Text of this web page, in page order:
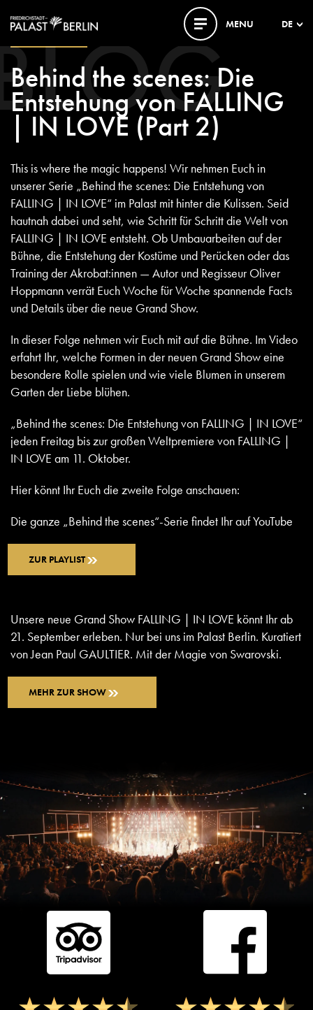
MENU DE
Behind the scenes: Die
Entstehung von FALLING
| IN LOVE (Part 2)
This is where the magic happens! Wir nehmen Euch in
unserer Serie „Behind the scenes: Die Entstehung von
FALLING | IN LOVE“ im Palast mit hinter die Kulissen. Seid
hautnah dabei und seht, wie Schritt für Schritt die Welt von
FALLING | IN LOVE entsteht. Ob Umbauarbeiten auf der
Bühne, die Entstehung der Kostüme und Perücken oder das
Training der Akrobat:innen — Autor und Regisseur Oliver
Hoppmann verrät Euch Woche für Woche spannende Facts
und Details über die neue Grand Show.
In dieser Folge nehmen wir Euch mit auf die Bühne. Im Video
erfahrt Ihr, welche Formen in der neuen Grand Show eine
besondere Rolle spielen und wie viele Blumen in unserem
Garten der Liebe blühen.
„Behind the scenes: Die Entstehung von FALLING | IN LOVE“
jeden Freitag bis zur großen Weltpremiere von FALLING |
IN LOVE am 11. Oktober.
Hier könnt Ihr Euch die zweite Folge anschauen:
Die ganze „Behind the scenes“-Serie findet Ihr auf YouTube
ZUR PLAYLIST
Unsere neue Grand Show FALLING | IN LOVE könnt Ihr ab
21. September erleben. Nur bei uns im Palast Berlin. Kuratiert
von Jean Paul GAULTIER. Mit der Magie von Swarovski.
MEHR ZUR SHOW